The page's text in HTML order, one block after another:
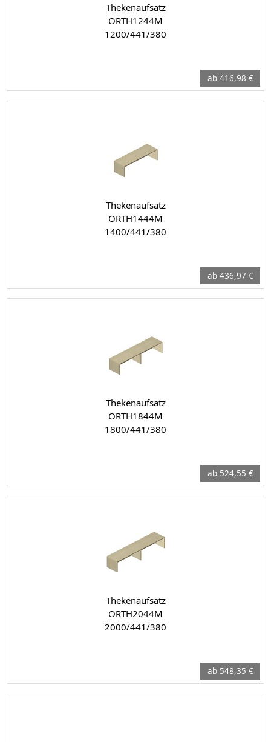
Thekenaufsatz
ORTH1244M
1200/441/380
ab 416,98 €
Thekenaufsatz
ORTH1444M
1400/441/380
ab 436,97 €
Thekenaufsatz
ORTH1844M
1800/441/380
ab 524,55 €
Thekenaufsatz
ORTH2044M
2000/441/380
ab 548,35 €